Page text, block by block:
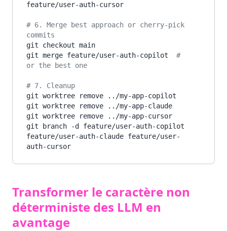
feature/user-auth-cursor
# 6. Merge best approach or cherry-pick
commits
git checkout main
git merge feature/user-auth-copilot #
or the best one
# 7. Cleanup
git worktree remove ../my-app-copilot
git worktree remove ../my-app-claude
git worktree remove ../my-app-cursor
git branch -d feature/user-auth-copilot
feature/user-auth-claude feature/user-
Transformer le caractère non
déterministe des LLM en
avantage